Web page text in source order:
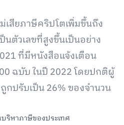
เสียภาษีคริปโตเพิ่มขึ้นถึง
นตัวเลขที่สูงขึ้นเป็นอย่าง
ที่มีหนังสือแจ้งเตือน
ฉบับ ในปี 2022 โดยปกติผู้
ปรับเป็น 26% ของจำนวน